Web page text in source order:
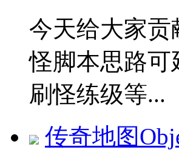
今天给大家
怪脚本思路
刷怪练级等...
传奇地图